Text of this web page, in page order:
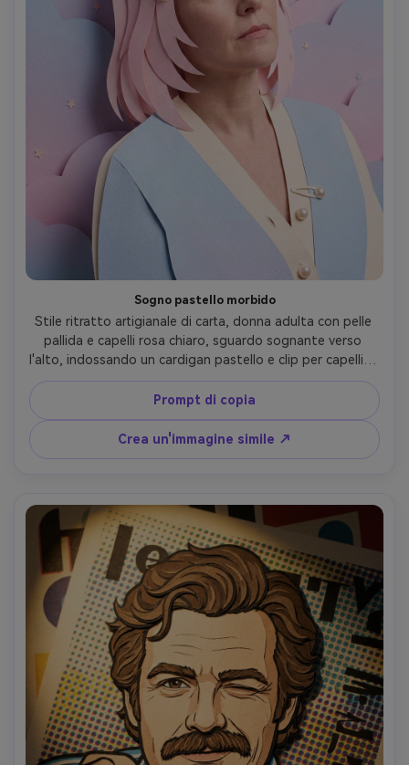
Sogno pastello morbido
Stile ritratto artigianale di carta, donna adulta con pelle
pallida e capelli rosa chiaro, sguardo sognante verso
l'alto, indossando un cardigan pastello e clip per capelli di
perle, sfondo di gradienti di cartone impilati come nuvole
con ritagli di stelle minuscole, delicata illuminazione
ambientale e ombre piumate, 4:5 Primo piano, grana di
carta delicata, transizioni a strati lisci, umore sereno,
obiettivo da 85 mm, profondità di campo bassa-AR 4:5
Prompt di copia
Crea un'immagine simile ↗